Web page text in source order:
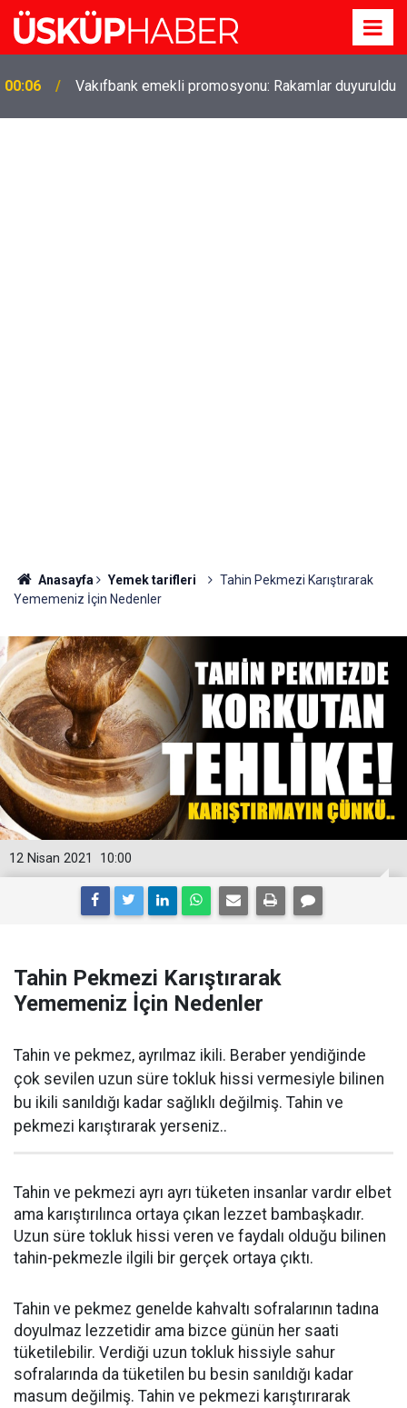
00:06 Vakıfbank emekli promosyonu: Rakamlar duyuruldu
19:21
Gözde oldu! Hem köy hem mahalle hayatı iç içe!
İzmir'deki doğal semt
Anasayfa Yemek tarifleri
Tahin Pekmezi Karıştırarak
Yememeniz İçin Nedenler
10:00
12 Nisan 2021
Tahin Pekmezi Karıştırarak
Yememeniz İçin Nedenler
Tahin ve pekmez, ayrılmaz ikili. Beraber yendiğinde
çok sevilen uzun süre tokluk hissi vermesiyle bilinen
bu ikili sanıldığı kadar sağlıklı değilmiş. Tahin ve
pekmezi karıştırarak yerseniz..
Tahin ve pekmezi ayrı ayrı tüketen insanlar vardır elbet
ama karıştırılınca ortaya çıkan lezzet bambaşkadır.
Uzun süre tokluk hissi veren ve faydalı olduğu bilinen
tahin-pekmezle ilgili bir gerçek ortaya çıktı.
Tahin ve pekmez genelde kahvaltı sofralarının tadına
doyulmaz lezzetidir ama bizce günün her saati
tüketilebilir. Verdiği uzun tokluk hissiyle sahur
sofralarında da tüketilen bu besin sanıldığı kadar
masum değilmiş. Tahin ve pekmezi karıştırırarak